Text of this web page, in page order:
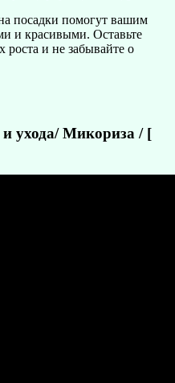
посадки помогут вашим
и красивыми. Оставьте
роста и не забывайте о
ухода/ Микориза / [